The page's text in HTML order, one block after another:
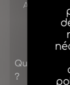
Agent
Qui
?